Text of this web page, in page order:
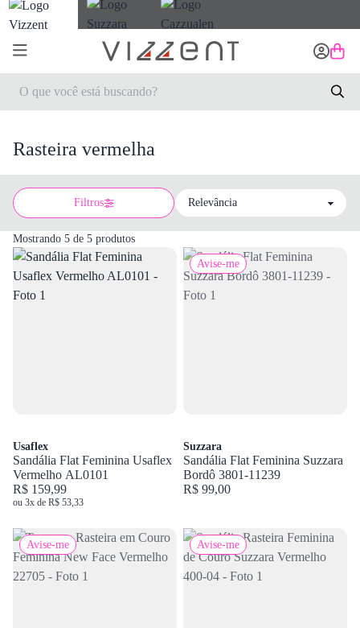
Rasteira vermelha
Filtros
Sort by
Mostrando 5 de 5 produtos
Usaflex
Sandália Flat Feminina Usaflex
Vermelho AL0101
R$ 159,99
ou 3x de R$ 53,33
Avise-me
Suzzara
Sandália Flat Feminina Suzzara
Bordô 3801-11239
R$ 99,00
Avise-me Avise-me